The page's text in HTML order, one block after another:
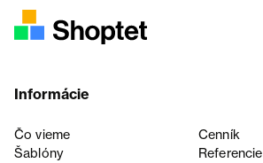
Informácie
Čo vieme
Cenník
Šablóny
Referencie